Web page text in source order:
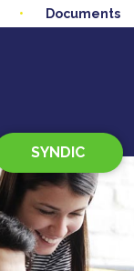
Documents
SYNDIC